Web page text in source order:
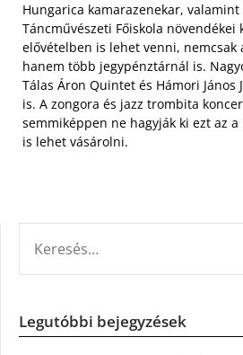
Hungarica kamarazenekar, valamint
Táncművészeti Főiskola növendékei
elővételben is lehet venni, nemcsak
hanem több jegypénztárnál is.
Tálas Áron Quintet és Hámori János
is. A zongora és jazz trombita
semmiképpen ne hagyják ki ezt az
is lehet vásárolni.
Legutóbbi bejegyzések